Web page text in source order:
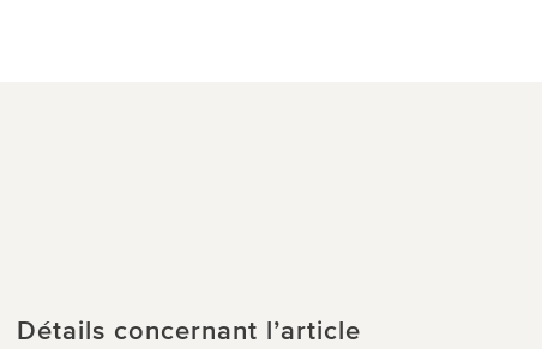
Détails concernant l’article